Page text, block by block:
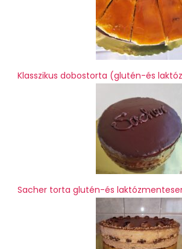
Klasszikus dobostorta (glutén-és
Sacher torta glutén-és